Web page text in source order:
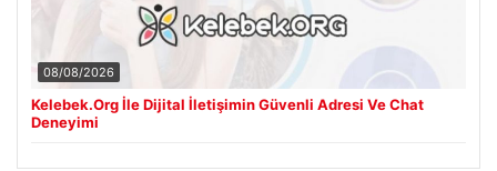
08/08/2026
Kelebek.Org İle Dijital İletişimin Güvenli Adresi Ve Chat
Deneyimi